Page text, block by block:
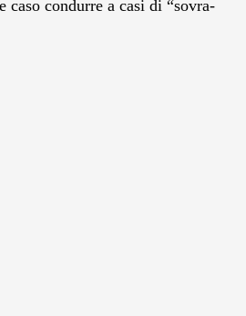
caso condurre a casi di “sovra-